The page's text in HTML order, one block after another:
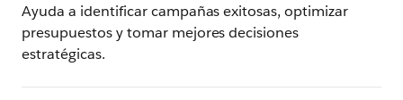
Ayuda a identificar campañas exitosas, optimizar
presupuestos y tomar mejores decisiones
estratégicas.